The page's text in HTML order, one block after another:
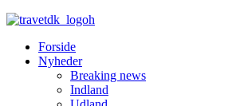
Forside
Nyheder
Breaking news
Indland